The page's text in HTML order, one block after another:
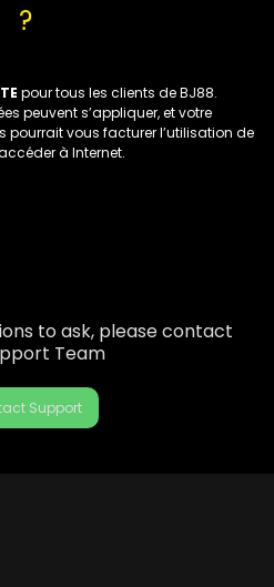
?
pour tous les clients de BJ88.
peuvent s’appliquer, et votre
pourrait vous facturer l’utilisation de
à Internet.
to ask, please contact
Team
Support